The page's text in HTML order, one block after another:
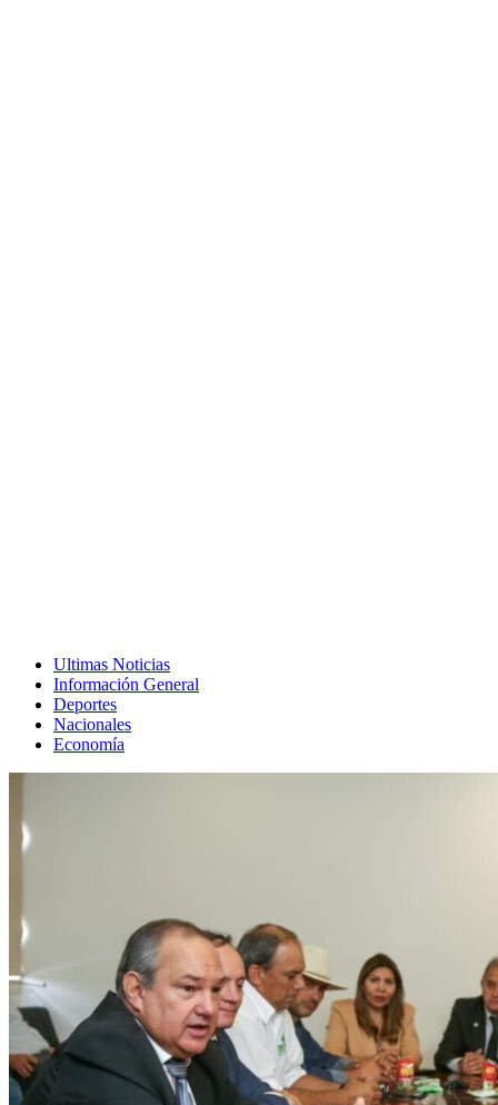
Ultimas Noticias
Información General
Deportes
Nacionales
Economía